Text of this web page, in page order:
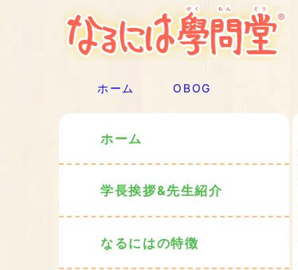
ホーム OBOG
ホーム
学長挨拶&先生紹介
なるにはの特徴